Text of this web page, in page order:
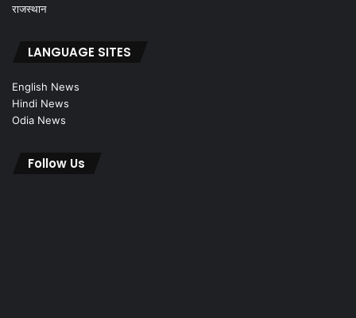
राजस्थान
LANGUAGE SITES
English News
Hindi News
Odia News
Follow Us